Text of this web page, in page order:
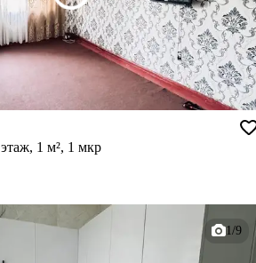
1 м², 1 мкр
1/9